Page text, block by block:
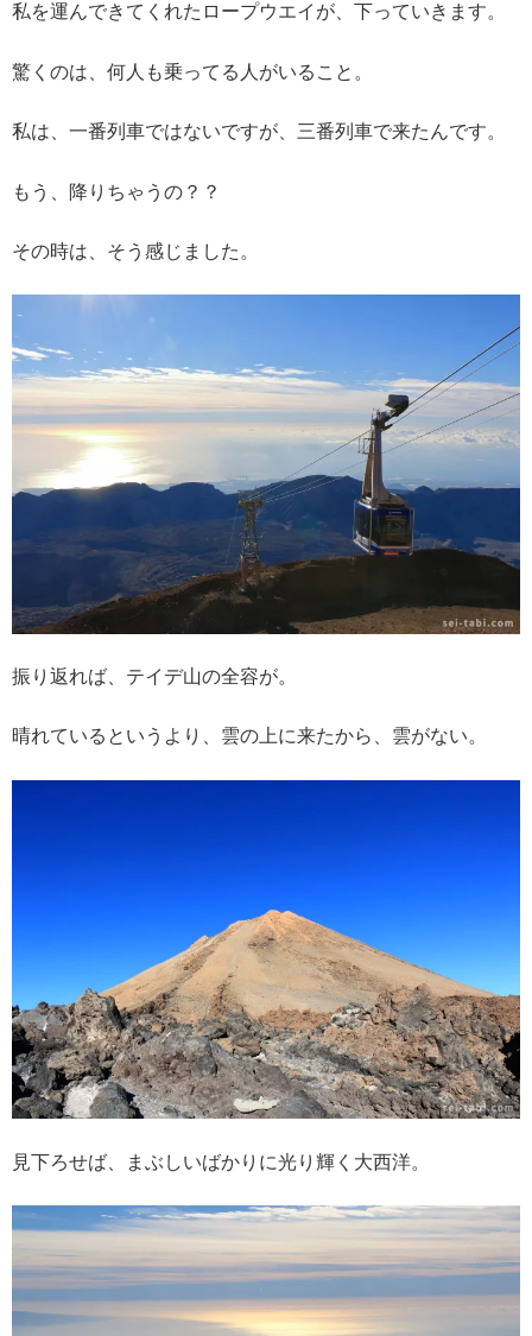
私を運んできてくれたロープウエイが、下っていきます。
驚くのは、何人も乗ってる人がいること。
私は、一番列車ではないですが、三番列車で来たんです。
もう、降りちゃうの？？
その時は、そう感じました。
振り返れば、テイデ山の全容が。
晴れているというより、雲の上に来たから、雲がない。
見下ろせば、まぶしいばかりに光り輝く大西洋。